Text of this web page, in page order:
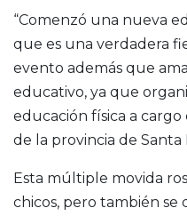
“Comenzó una nueva
que es una verdadera
evento además que
educativo, ya que
educación física a
de la provincia de Santa
Esta múltiple movida
chicos, pero también se